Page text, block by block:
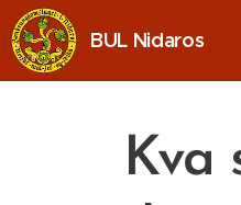
BUL Nidaros
Kva